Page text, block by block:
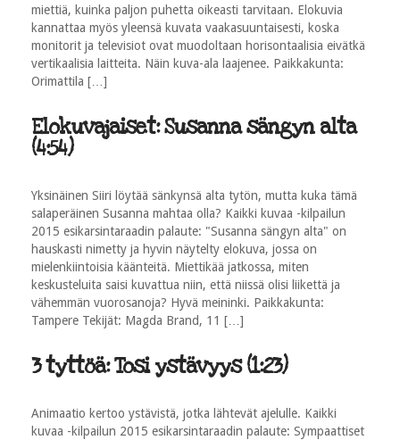
miettiä, kuinka paljon puhetta oikeasti tarvitaan. Elokuvia
kannattaa myös yleensä kuvata vaakasuuntaisesti, koska
monitorit ja televisiot ovat muodoltaan horisontaalisia eivätkä
vertikaalisia laitteita. Näin kuva-ala laajenee. Paikkakunta:
Orimattila […]
Elokuvajaiset: Susanna sängyn alta
(4:54)
Yksinäinen Siiri löytää sänkynsä alta tytön, mutta kuka tämä
salaperäinen Susanna mahtaa olla? Kaikki kuvaa -kilpailun
2015 esikarsintaraadin palaute: "Susanna sängyn alta" on
hauskasti nimetty ja hyvin näytelty elokuva, jossa on
mielenkiintoisia käänteitä. Miettikää jatkossa, miten
keskusteluita saisi kuvattua niin, että niissä olisi liikettä ja
vähemmän vuorosanoja? Hyvä meininki. Paikkakunta:
Tampere Tekijät: Magda Brand, 11 […]
3 tyttöä: Tosi ystävyys (1:23)
Animaatio kertoo ystävistä, jotka lähtevät ajelulle. Kaikki
kuvaa -kilpailun 2015 esikarsintaraadin palaute: Sympaattiset